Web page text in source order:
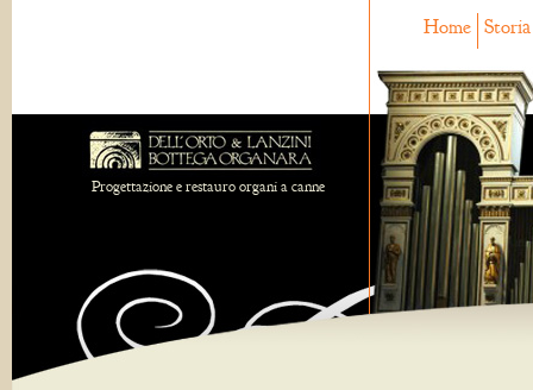
Home Storia
Progettazione e restauro organi a canne